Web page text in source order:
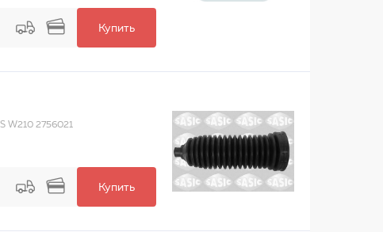
Купить
W210 2756021
Купить